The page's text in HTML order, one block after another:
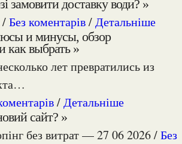
замовити доставку води? »
/Без коментарів/Детальніше
как выбрать »
/Детальніше
сайт? »
без витрат —27 06 2026 /Без